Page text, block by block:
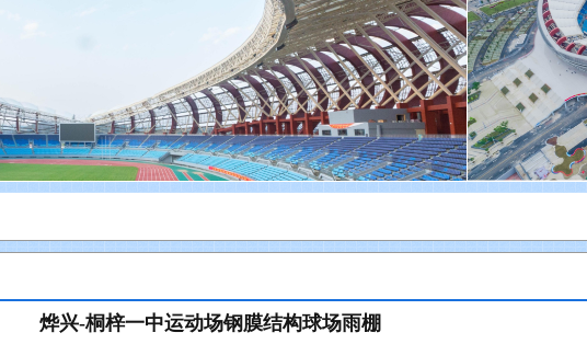
烨兴-桐梓一中运动场钢膜结构球场雨棚